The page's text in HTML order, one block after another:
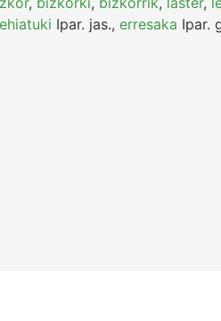
Ipar. jas., erresaka Ipar.